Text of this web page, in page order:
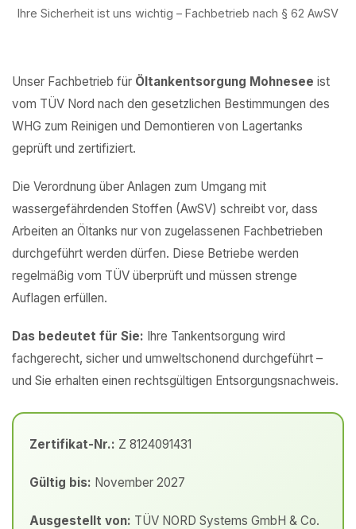
Ihre Sicherheit ist uns wichtig – Fachbetrieb nach § 62 AwSV
Unser Fachbetrieb für Öltankentsorgung Mohnesee ist
vom TÜV Nord nach den gesetzlichen Bestimmungen des
WHG zum Reinigen und Demontieren von Lagertanks
geprüft und zertifiziert.
Die Verordnung über Anlagen zum Umgang mit
wassergefährdenden Stoffen (AwSV) schreibt vor, dass
Arbeiten an Öltanks nur von zugelassenen Fachbetrieben
durchgeführt werden dürfen. Diese Betriebe werden
regelmäßig vom TÜV überprüft und müssen strenge
Auflagen erfüllen.
Das bedeutet für Sie: Ihre Tankentsorgung wird
fachgerecht, sicher und umweltschonend durchgeführt –
und Sie erhalten einen rechtsgültigen Entsorgungsnachweis.
Zertifikat-Nr.: Z 8124091431
Gültig bis: November 2027
Ausgestellt von: TÜV NORD Systems GmbH & Co.